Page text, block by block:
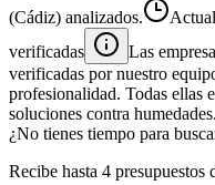
(Cádiz) analizados.
verificadas
Las
verificadas por nuestro
profesionalidad. Todas ellas
soluciones contra humedades.
¿No tienes tiempo para
Recibe hasta 4 presupuestos